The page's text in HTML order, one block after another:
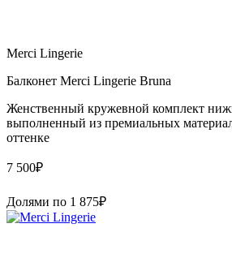
Merci Lingerie
Балконет Merci Lingerie Bruna
Женственный кружевной комплект
выполненный из премиальных
оттенке
7 500₽
Долями по 1 875₽